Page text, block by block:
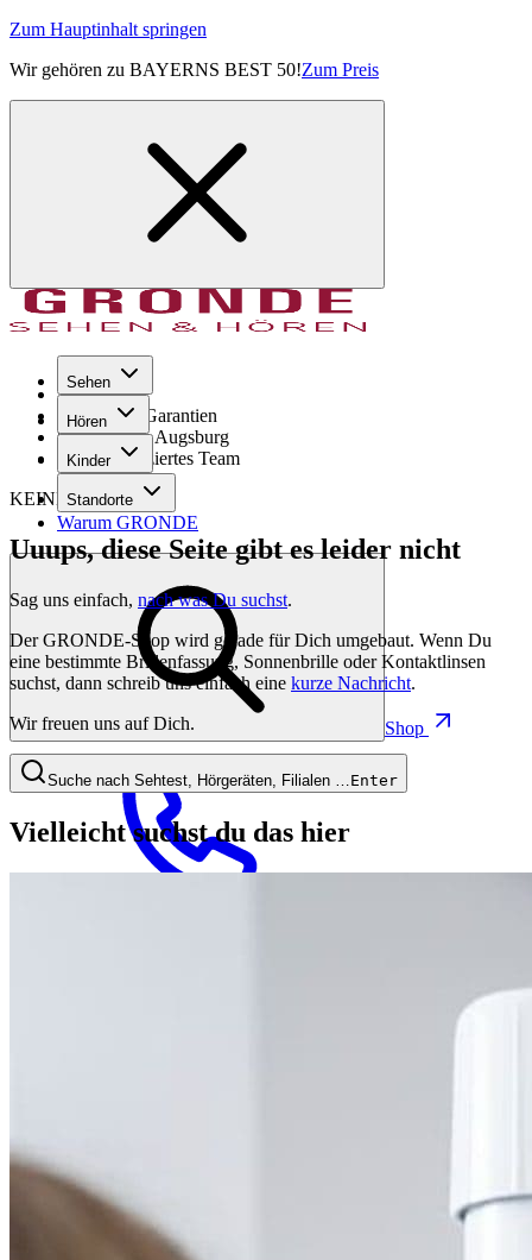
Zum Hauptinhalt springen
Wir gehören zu BAYERNS BEST 50!Zum Preis
Sehen
Hören
Kinder
Standorte
Warum GRONDE
Shop
Seit 1971
GRONDE Garantien
8× im Raum Augsburg
Hochqualifiziertes Team
KEINE SORGE!
Uuups, diese Seite gibt es leider nicht
Sag uns einfach, nach was Du suchst.
Der GRONDE-Shop wird gerade für Dich umgebaut. Wenn Du
eine bestimmte Brillenfassung, Sonnenbrille oder Kontaktlinsen
suchst, dann schreib uns einfach eine kurze Nachricht.
Wir freuen uns auf Dich.
Suche nach Sehtest, Hörgeräten, Filialen … Enter
Vielleicht suchst du das hier